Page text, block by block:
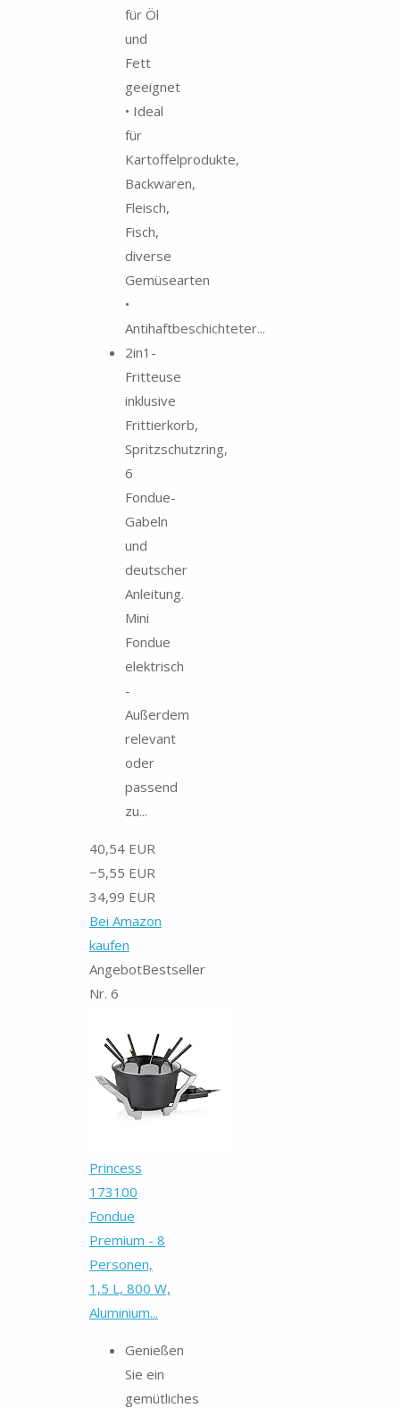
für Öl
und
Fett
geeignet
• Ideal
für
Kartoffelprodukte,
Backwaren,
Fleisch,
Fisch,
diverse
Gemüsearten
•
Antihaftbeschichteter...
2in1-
Fritteuse
inklusive
Frittierkorb,
Spritzschutzring,
6
Fondue-
Gabeln
und
deutscher
Anleitung.
Mini
Fondue
elektrisch
-
Außerdem
relevant
oder
passend
zu...
40,54 EUR
−5,55 EUR
34,99 EUR
Bei Amazon
kaufen
AngebotBestseller
Nr. 6
Princess
173100
Fondue
Premium - 8
Personen,
1,5 L, 800 W,
Aluminium...
Genießen
Sie ein
gemütliches